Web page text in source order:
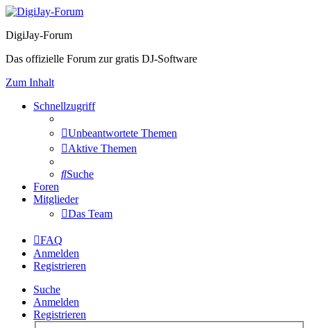
DigiJay-Forum
Das offizielle Forum zur gratis DJ-Software
Zum Inhalt
Schnellzugriff
Unbeantwortete Themen
Aktive Themen
Suche
Foren
Mitglieder
Das Team
FAQ
Anmelden
Registrieren
Suche
Anmelden
Registrieren